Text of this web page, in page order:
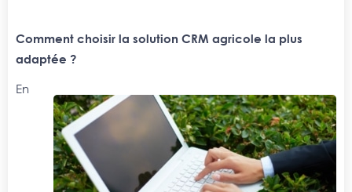
Comment choisir la solution CRM agricole la plus
adaptée ?
En